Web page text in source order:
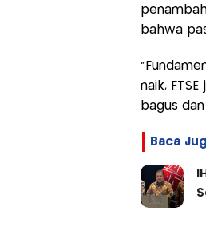
bahwa
naik, FTSE
bagus
Baca